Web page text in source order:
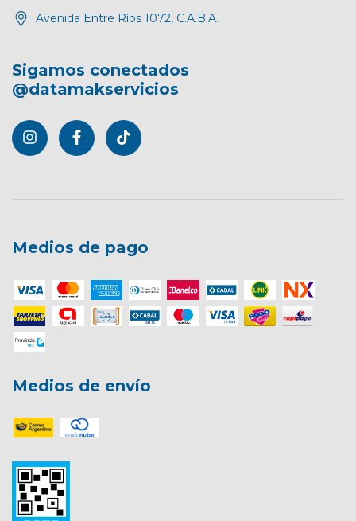
Avenida Entre Ríos 1072, C.A.B.A.
Sigamos conectados
@datamakservicios
Medios de pago
Medios de envío